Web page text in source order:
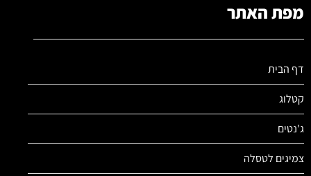
מפת האתר
דף הבית
קטלוג
ג'נטים
צמיגים לטסלה